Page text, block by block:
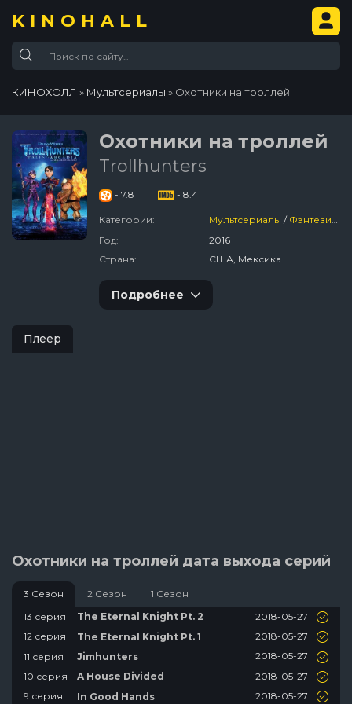
KINOHALL
КИНОХОЛЛ » Мультсериалы » Охотники на троллей
Охотники на троллей
Trollhunters
- 7.8 - 8.4
Категории: Мультсериалы / Фэнтези/
Год:
2016
Страна:
США, Мексика
Подробнее
Плеер
Охотники на троллей дата выхода серий
3 Сезон 2 Сезон
1 Сезон
13 серия
The Eternal Knight Pt. 2
2018-05-27
12 серия
The Eternal Knight Pt. 1
2018-05-27
11 серия
Jimhunters
2018-05-27
10 серия
A House Divided
2018-05-27
9 серия
In Good Hands
2018-05-27